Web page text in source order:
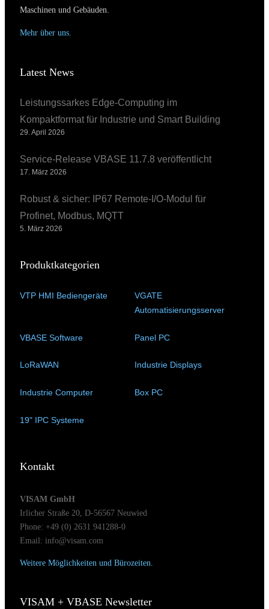
Maschinen und Gebäuden.
Mehr über uns.
Latest News
Leistungssarkes Edge-Computing im
Kompaktformat für Industrie und Smart Building
29. April 2026
Service-Release VBASE 11.7.8 veröffentlicht
17. März 2026
Robust & sicher: IP67 Remote-I/O-Modul für
Profinet, Modbus, MQTT
5. März 2026
Produktkategorien
VTP HMI Bediengeräte
VGATE
Automatisierungsserver
VBASE Software Panel PC
LoRaWAN Industrie Displays
Industrie Computer Box PC
19" IPC Systeme
Kontakt
VISAM GmbH
Irlicher Straße 20, D-56567 Neuwied
Phone: +49 (0) 2631 941288-0
Email: info@visam.com
Weitere Möglichkeiten und Bürozeiten.
VISAM + VBASE Newsletter